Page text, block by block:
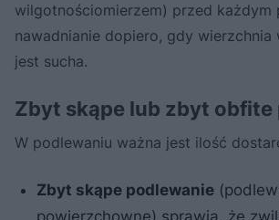
wilgotnościomierzem) przed każdym
nawadnianie dopiero, gdy wierzchnia
jest sucha.
Zbyt skąpe lub zbyt obfite
W podlewaniu ważna jest ilość
Zbyt skąpe podlewanie